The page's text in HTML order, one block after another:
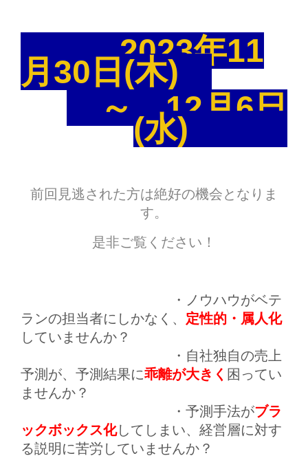
2023年11
月30日(木)
～ 12月6日
(水)
前回見逃された方は絶好の機会となりま
す。
是非ご覧ください！
・ノウハウがベテ
ランの担当者にしかなく、 定性的・属人化
していませんか？
・自社独自の売上
予測が、予測結果に乖離が大きく 困ってい
ませんか？
・予測手法がブラ
ックボックス化してしまい、経営層に対す
る説明に苦労していませんか？